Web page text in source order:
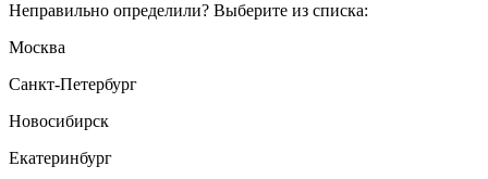
Неправильно определили? Выберите из списка:
Москва
Санкт-Петербург
Новосибирск
Екатеринбург